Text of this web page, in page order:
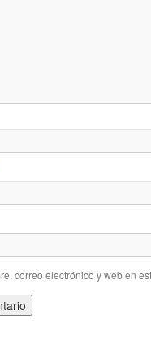
correo electrónico y web en